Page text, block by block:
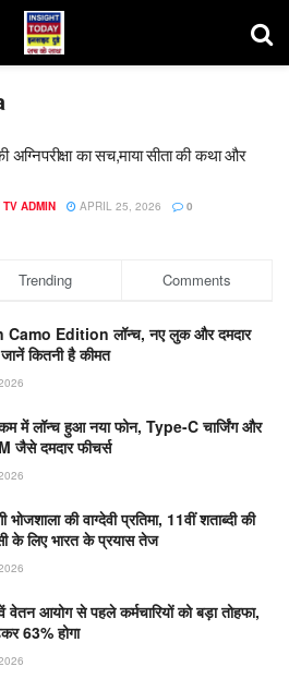
अग्निपरीक्षा का सच,माया सीता की कथा और
ADMIN APRIL 25, 2026 0
Trending Comments
Edition लॉन्च, नए लुक और दमदार
कितनी है कीमत
में लॉन्च हुआ नया फोन, Type-C चार्जिंग और
जैसे दमदार फीचर्स
भोजशाला की वाग्देवी प्रतिमा, 11वीं शताब्दी की
के लिए भारत के प्रयास तेज
आयोग से पहले कर्मचारियों को बड़ा तोहफा,
63% होगा